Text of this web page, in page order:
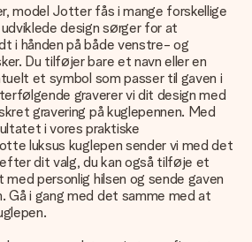
model Jotter fås i mange forskellige
design sørger for at
i hånden på både venstre- og
Du tilføjer bare et navn eller en
et symbol som passer til gaven i
graverer vi dit design med
gravering på kuglepennen. Med
i vores praktiske
luksus kuglepen sender vi med det
dit valg, du kan også tilføje et
med personlig hilsen og sende gaven
Gå i gang med det samme med at